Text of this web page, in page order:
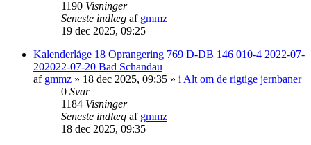
1190 Visninger
Seneste indlæg af gmmz
19 dec 2025, 09:25
Kalenderlåge 18 Oprangering 769 D-DB 146 010-4 2022-07-
202022-07-20 Bad Schandau
af gmmz » 18 dec 2025, 09:35 » i Alt om de rigtige jernbaner
0 Svar
1184 Visninger
Seneste indlæg af gmmz
18 dec 2025, 09:35